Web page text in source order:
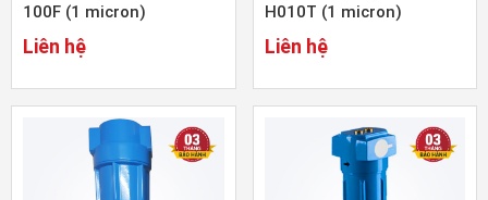
100F (1 micron)
Liên hệ
H010T (1 micron)
Liên hệ